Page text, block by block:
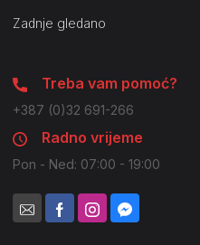
Zadnje gledano
Treba vam pomoć?
+387 (0)32 691-266
Radno vrijeme
Pon - Ned: 07:00 - 19:00